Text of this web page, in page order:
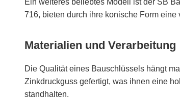
716, bieten durch ihre konische Form
Materialien und Verarbeitung
Die Qualität eines Bauschlüssels hängt
Zinkdruckguss gefertigt, was ihnen eine
standhalten.